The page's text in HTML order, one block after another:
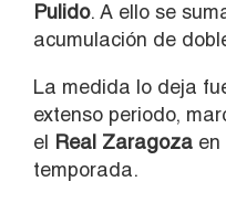
Pulido. A ello se
acumulación de
La medida lo deja
extenso periodo,
el Real Zaragoza
temporada.